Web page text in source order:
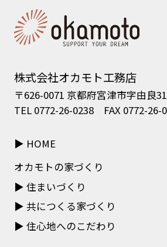
株式会社オカモト工務店
〒626-0071 京都府宮津市字由良
TEL 0772-26-0238 FAX 0772-26-
HOME
オカモトの家づくり
住まいづくり
共につくる家づくり
住心地へのこだわり